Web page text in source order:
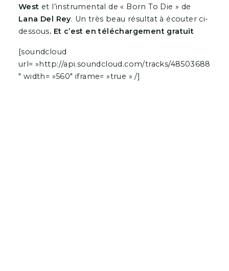
West et l’instrumental de « Born To Die » de
Lana Del Rey. Un très beau résultat à écouter ci-
dessous. Et c’est en téléchargement gratuit
[soundcloud
url= »http://api.soundcloud.com/tracks/48503688
″ width= »560″ iframe= »true » /]